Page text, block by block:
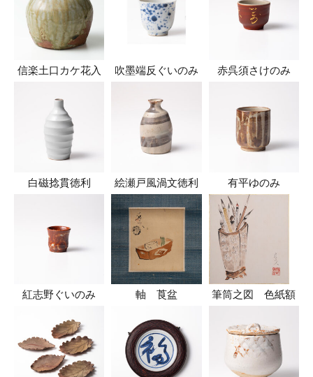
信楽土口カケ花入 吹墨端反ぐいのみ 赤呉須さけのみ
白磁捻貫徳利 絵瀬戸風渦文徳利 有平ゆのみ
紅志野ぐいのみ 軸 莨盆 筆筒之図 色紙額